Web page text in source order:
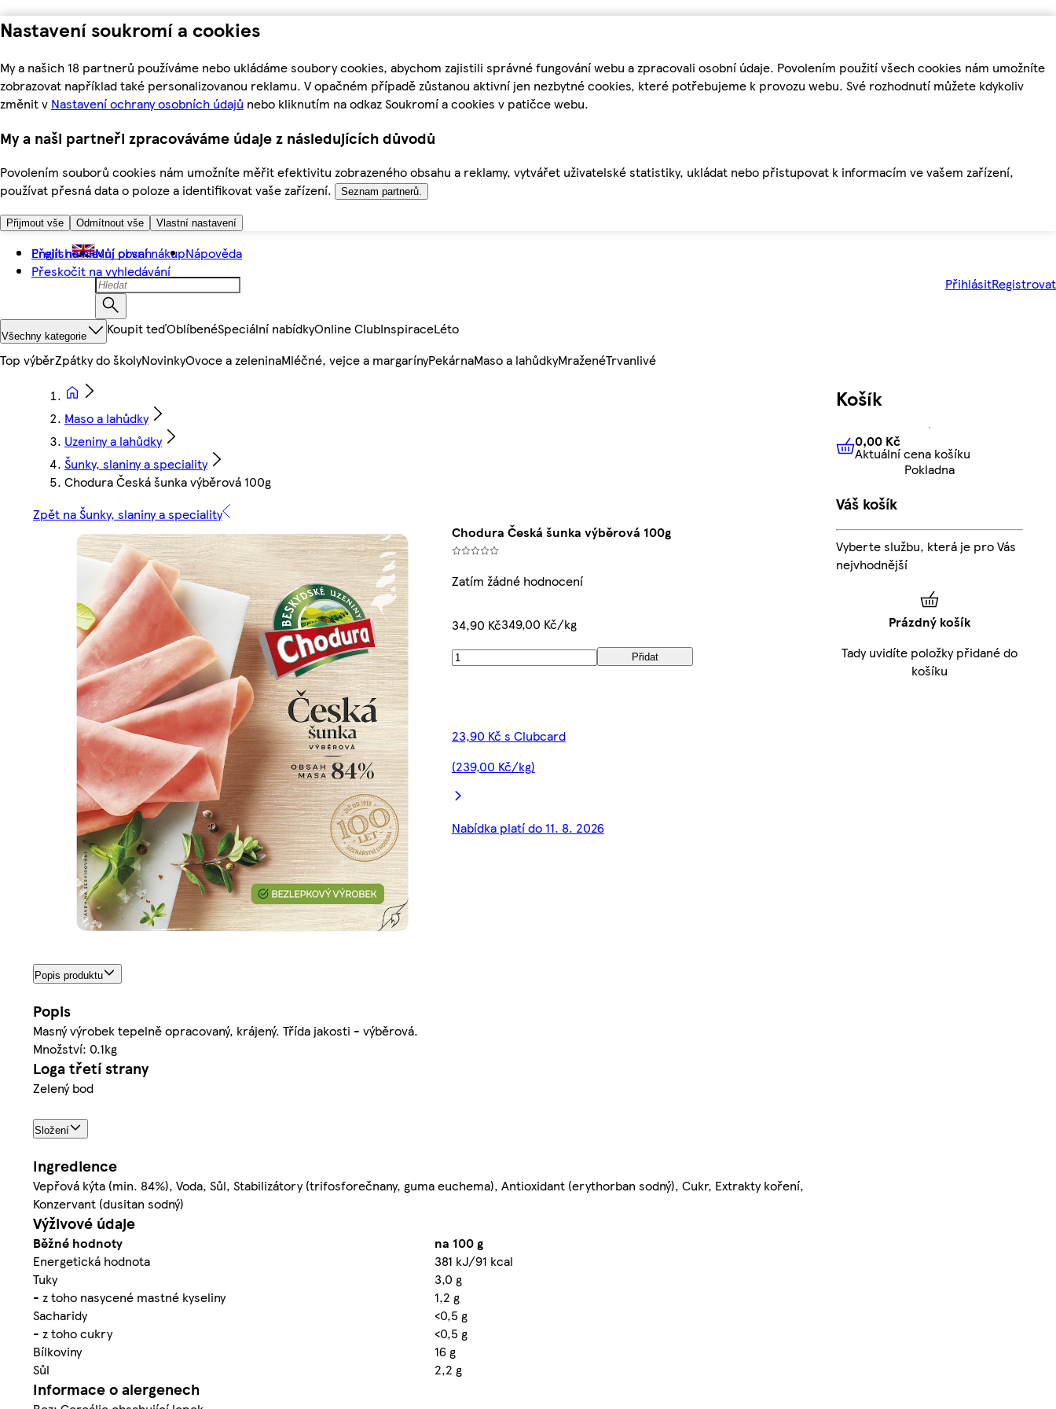
Nastavení soukromí a cookies
My a našich 18 partnerů používáme nebo ukládáme soubory cookies, abychom zajistili správné fungování webu a zpracovali osobní údaje. Povolením použití všech cookies nám umožníte
zobrazovat například také personalizovanou reklamu. V opačném případě zůstanou aktivní jen nezbytné cookies, které potřebujeme k provozu webu. Své rozhodnutí můžete kdykoliv
změnit v Nastavení ochrany osobních údajů nebo kliknutím na odkaz Soukromí a cookies v patičce webu.
My a naši partneři zpracováváme údaje z následujících důvodů
Povolením souborů cookies nám umožníte měřit efektivitu zobrazeného obsahu a reklamy, vytvářet uživatelské statistiky, ukládat nebo přistupovat k informacím ve vašem zařízení,
používat přesná data o poloze a identifikovat vaše zařízení.
Seznam partnerů.
Přijmout vše Odmítnout vše Vlastní nastavení
Přejít na hlavní obsah
Přeskočit na vyhledávání
English Můj první nákupNápověda
PřihlásitRegistrovat
Všechny kategorie Koupit teďOblíbenéSpeciální nabídkyOnline ClubInspiraceLéto
Top výběrZpátky do školyNovinkyOvoce a zeleninaMléčné, vejce a margarínyPekárnaMaso a lahůdkyMraženéTrvanlivé
Maso a lahůdky
Uzeniny a lahůdky
Šunky, slaniny a speciality
Chodura Česká šunka výběrová 100g
Zpět na Šunky, slaniny a speciality
Chodura Česká šunka výběrová 100g
Zatím žádné hodnocení
34,90 Kč349,00 Kč/kg
Přidat
23,90 Kč s Clubcard
(239,00 Kč/kg)
Nabídka platí do 11. 8. 2026
Popis produktu
Popis
Masný výrobek tepelně opracovaný, krájený. Třída jakosti - výběrová.
Množství: 0.1kg
Loga třetí strany
Zelený bod
Složení
Ingredience
Vepřová kýta (min. 84%), Voda, Sůl, Stabilizátory (trifosforečnany, guma euchema), Antioxidant (erythorban sodný), Cukr, Extrakty koření,
Konzervant (dusitan sodný)
Výživové údaje
Běžné hodnoty
na 100 g
Energetická hodnota
381 kJ/91 kcal
Tuky
3,0 g
- z toho nasycené mastné kyseliny
1,2 g
Sacharidy
<0,5 g
- z toho cukry
<0,5 g
Bílkoviny
16 g
Sůl
2,2 g
Informace o alergenech
Košík
0,00 KčAktuální cena košíku
0,00 Kč
Aktuální cena košíku
Pokladna
Váš košík
Vyberte službu, která je pro Vás
nejvhodnější
Prázdný košík
Tady uvidíte položky přidané do
košíku